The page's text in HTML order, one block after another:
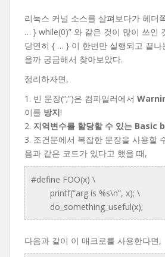
리눅스 커널 소스를 살펴보다가 헤더
… } while(0)” 와 같은 것이 많이 쓰인
당연히 { … } 이 한번만 실행되고 끝나
을까 궁금해서 찾아보았다.
정리하자면,
1. 빈 문장(“;”)은 컴파일러에서
이를 방지!
2. 지역변수를 할당할 수 있는 Basic
3. 조건문에서 복잡한 문장을 사용할
음과 같은 코드가 있다고 했을 때,
#define FOO(x) \
printf(“arg is %s\n”, x); \
do_something_useful(x);
다음과 같이 이 매크로를 사용한다면,